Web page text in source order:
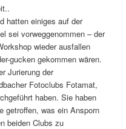
hatten einiges auf der
sei vorweggenommen – der
wieder ausfallen
gucken gekommen wären.
Jurierung der
Fotoclubs Fotamat,
haben. Sie haben
getroffen, was ein Ansporn
beiden Clubs zu